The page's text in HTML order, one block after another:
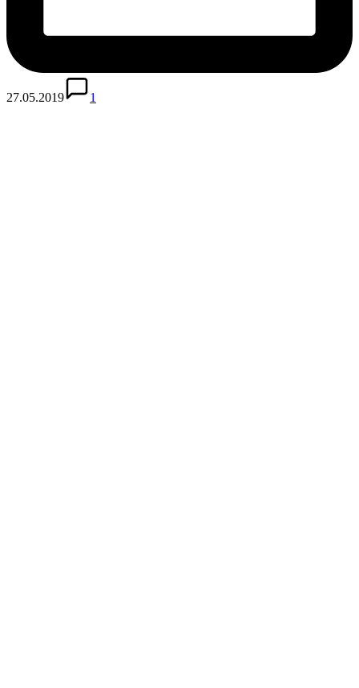
27.05.2019 1